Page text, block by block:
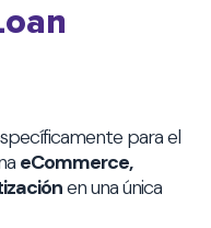
para el
eCommerce,
en una única